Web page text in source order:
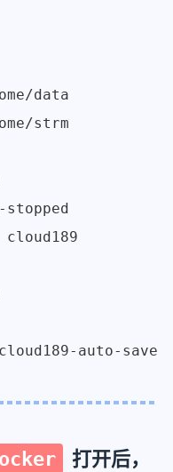
data
strm
stopped
cloud189
打开后，